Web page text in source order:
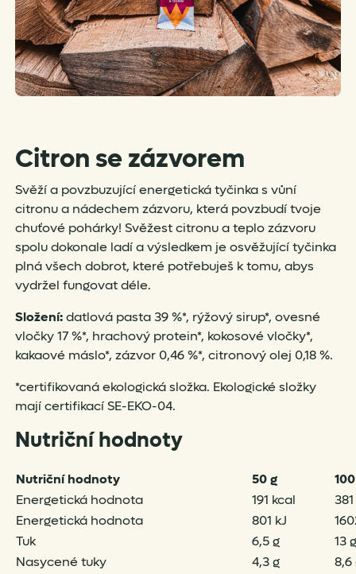
Citron se zázvorem
Svěží a povzbuzující energetická tyčinka s vůní
citronu a nádechem zázvoru, která povzbudí tvoje
chuťové pohárky! Svěžest citronu a teplo zázvoru
spolu dokonale ladí a výsledkem je osvěžující tyčinka
plná všech dobrot, které potřebuješ k tomu, abys
vydržel fungovat déle.
Složení:datlová pasta 39 %*, rýžový sirup*, ovesné
vločky 17 %*, hrachový protein*, kokosové vločky*,
kakaové máslo*, zázvor 0,46 %*, citronový olej 0,18 %.
*certifikovaná ekologická složka. Ekologické složky
mají certifikací SE-EKO-04.
Nutriční hodnoty
Nutriční hodnoty 50 g
Energetická hodnota
191 kcal
Energetická hodnota
801 kJ
Tuk
6,5 g
13 g
Nasycené tuky
4,3 g
8,6